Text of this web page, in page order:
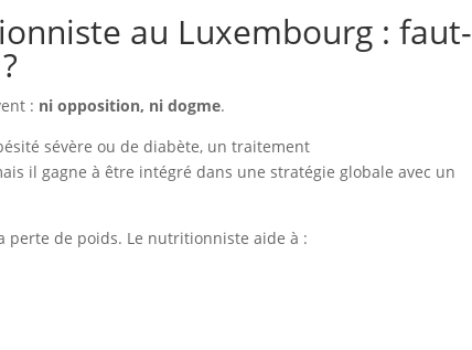
au Luxembourg : faut-
: ni opposition, ni dogme.
sévère ou de diabète, un traitement
il gagne à être intégré dans une stratégie globale avec un
perte de poids. Le nutritionniste aide à :